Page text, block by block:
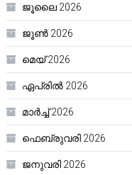
ജൂലൈ 2026
ജൂൺ 2026
മെയ്‌ 2026
ഏപ്രിൽ 2026
മാർച്ച്‌ 2026
ഫെബ്രുവരി 2026
ജനുവരി 2026